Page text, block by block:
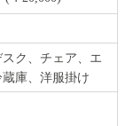
ク、チェア、エ
庫、洋服掛け